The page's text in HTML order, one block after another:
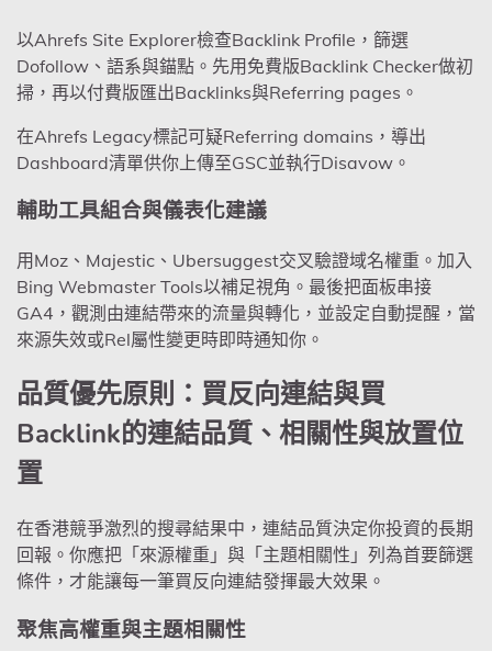
以Ahrefs Site Explorer檢查Backlink Profile，篩選
Dofollow、語系與錨點。先用免費版Backlink Checker做初
掃，再以付費版匯出Backlinks與Referring pages。
在Ahrefs Legacy標記可疑Referring domains，導出
Dashboard清單供你上傳至GSC並執行Disavow。
輔助工具組合與儀表化建議
用Moz、Majestic、Ubersuggest交叉驗證域名權重。加入
Bing Webmaster Tools以補足視角。最後把面板串接
GA4，觀測由連結帶來的流量與轉化，並設定自動提醒，當
來源失效或Rel屬性變更時即時通知你。
品質優先原則：買反向連結與買
Backlink的連結品質、相關性與放置位
置
在香港競爭激烈的搜尋結果中，連結品質決定你投資的長期
回報。你應把「來源權重」與「主題相關性」列為首要篩選
條件，才能讓每一筆買反向連結發揮最大效果。
聚焦高權重與主題相關性